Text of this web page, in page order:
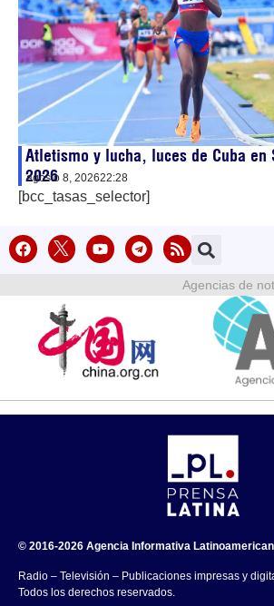
Atletismo y lucha, luces de Cuba en
2026
agosto 8, 202622:28
[bcc_tasas_selector]
Agencias de
© 2016-2026 Agencia Informativa
Radio – Televisión – Publicaciones impresas y
Todos los derechos reservados.